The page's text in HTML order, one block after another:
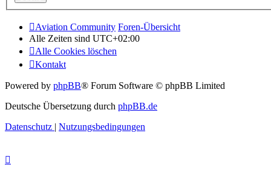
Aviation Community Foren-Übersicht
Alle Zeiten sind UTC+02:00
Alle Cookies löschen
Kontakt
Powered by phpBB® Forum Software © phpBB Limited
Deutsche Übersetzung durch phpBB.de
Datenschutz | Nutzungsbedingungen